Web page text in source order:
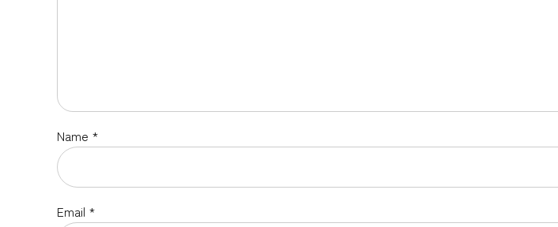
Name *
Email *